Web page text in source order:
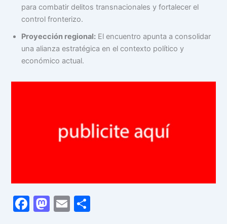
para combatir delitos transnacionales y fortalecer el
control fronterizo.
Proyección regional: El encuentro apunta a consolidar
una alianza estratégica en el contexto político y
económico actual.
F
M E